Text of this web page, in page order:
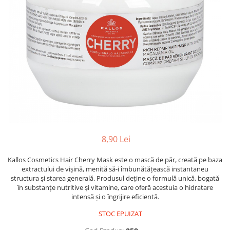
Balsam de par
Ceara de par si gel
Accesorii par
Cosmetice profesionale
Sampon de par
Tratamente si masca de par
Vopsea de par si oxidant
Accesorii tuns si vopsit
Geluri de dus
Deodorante si antiperspirante
Lotiuni si creme de corp
8,90 Lei
Kallos Cosmetics Hair Cherry Mask este o mască de păr, creată pe baza
extractului de vișină, menită să-i îmbunătățească instantaneu
structura și starea generală. Produsul deține o formulă unică, bogată
în substanțe nutritive și vitamine, care oferă acestuia o hidratare
intensă și o îngrijire eficientă.
STOC EPUIZAT